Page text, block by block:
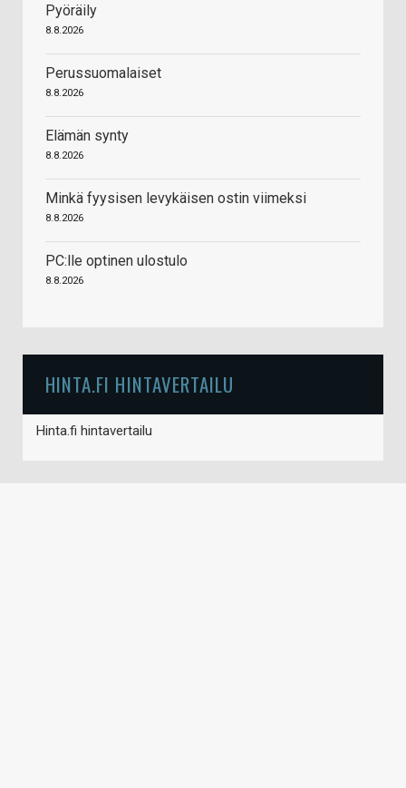
Pyöräily
8.8.2026
Perussuomalaiset
8.8.2026
Elämän synty
8.8.2026
Minkä fyysisen levykäisen ostin viimeksi
8.8.2026
PC:lle optinen ulostulo
8.8.2026
HINTA.FI HINTAVERTAILU
Hinta.fi hintavertailu